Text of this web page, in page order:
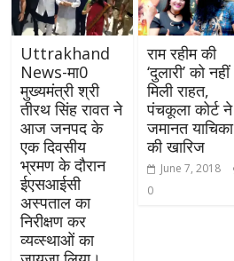
Uttrakhand
News-मा0
मुख्यमंत्री श्री
तीरथ सिंह रावत ने
आज जनपद के
एक दिवसीय
भ्रमण के दौरान
ईएसआईसी
अस्पताल का
निरीक्षण कर
व्यव्स्थाओं का
राम रहीम की
‘दुलारी’ को नहीं
मिली राहत,
पंचकूला कोर्ट ने
जमानत याचिका
की खारिज
June 7, 2018
0